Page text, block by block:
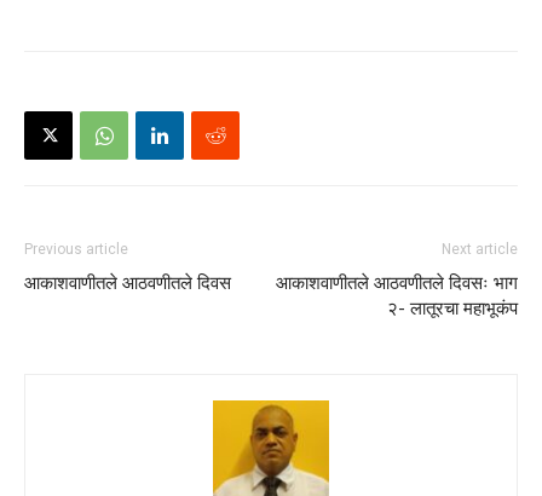
Previous article
आकाशवाणीतले आठवणीतले दिवस
Next article
आकाशवाणीतले आठवणीतले दिवसः भाग
२- लातूरचा महाभूकंप